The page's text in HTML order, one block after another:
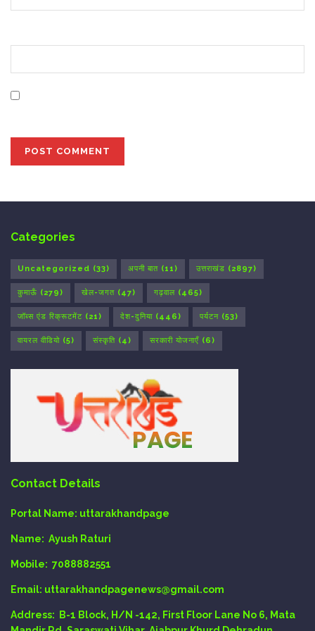
Categories
Uncategorized (33) अपनी बात (11) उत्तराखंड (2897)
कुमाऊँ (279) खेल-जगत (47) गढ़वाल (465)
जॉब्स एंड रिक्रूटमेंट (21) देश-दुनिया (446) पर्यटन (53)
वायरल वीडियो (5) संस्कृति (4) सरकारी योजनाएँ (6)
Contact Details
Portal Name: uttarakhandpage
Name: Ayush Raturi
Mobile: 7088882551
Email: uttarakhandpagenews@gmail.com
Address:
B-1 Block, H/N -142, First Floor Lane No 6, Mata